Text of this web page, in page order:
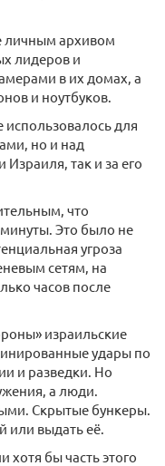
личным архивом
лидеров и
в их домах, а
и ноутбуков.
для
но и над
так и за его
что
минуты. Это было не
угроза
сетям, на
часов после
израильские
удары по
и разведки. Но
а люди.
Скрытые бункеры.
или выдать её.
хотя бы часть этого